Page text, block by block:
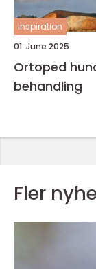
inspiration
01. June 2025
Ortoped
behandling
Fler